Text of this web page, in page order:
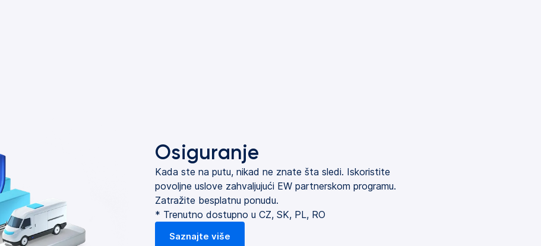
Osiguranje
Kada ste na putu, nikad ne znate šta sledi. Iskoristite
povoljne uslove zahvaljujući EW partnerskom programu.
Zatražite besplatnu ponudu.
* Trenutno dostupno u CZ, SK, PL, RO
Saznajte više